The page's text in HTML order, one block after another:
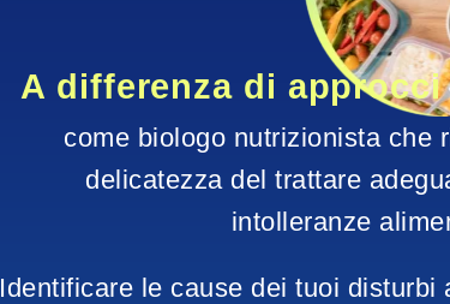
A differenza di approcci
come biologo nutrizionista che
delicatezza del trattare
intolleranze
Identificare le cause dei tuoi disturbi